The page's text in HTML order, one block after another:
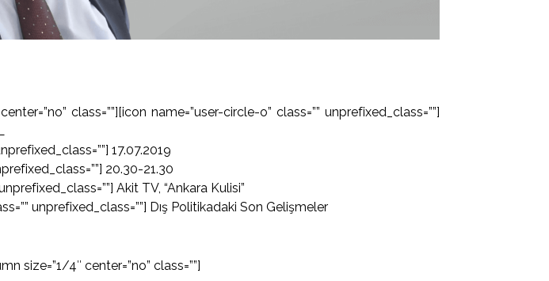
class=””][icon name=”user-circle-o” class=”” unprefixed_class=””]
17.07.2019
20.30-21.30
Akit TV, “Ankara Kulisi”
unprefixed_class=””] Dış Politikadaki Son Gelişmeler
size=”1/4″ center=”no” class=””]